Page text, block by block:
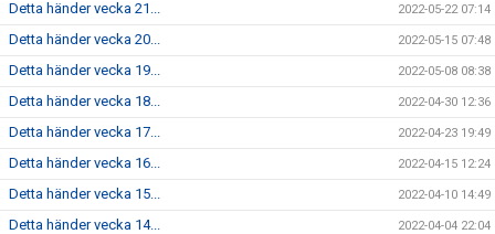
Detta händer vecka 21... 2022-05-22 07:14
Detta händer vecka 20... 2022-05-15 07:48
Detta händer vecka 19... 2022-05-08 08:38
Detta händer vecka 18... 2022-04-30 12:36
Detta händer vecka 17... 2022-04-23 19:49
Detta händer vecka 16... 2022-04-15 12:24
Detta händer vecka 15... 2022-04-10 14:49
Detta händer vecka 14... 2022-04-04 22:04